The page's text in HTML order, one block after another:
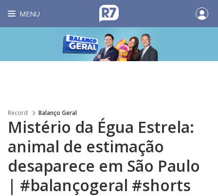
MENU
Record Balanço Geral
Mistério da Égua Estrela:
animal de estimação
desaparece em São Paulo
| #balançogeral #shorts